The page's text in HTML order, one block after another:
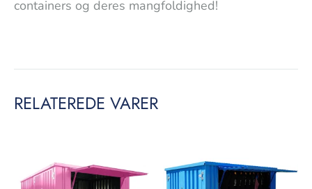
containers og deres mangfoldighed!
RELATEREDE VARER